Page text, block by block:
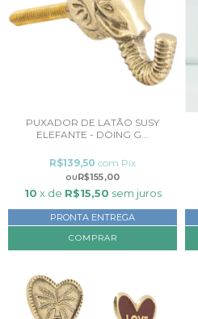
PUXADOR DE LATÃO SUSY
ELEFANTE - DOING G...
R$155,00
R$139,50 com Pix
10 x de R$15,50 sem juros
PRONTA ENTREGA